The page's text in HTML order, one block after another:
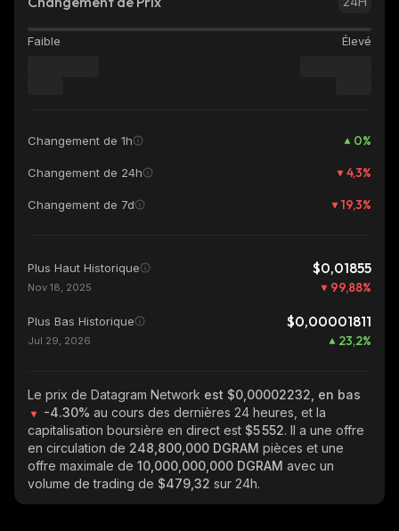
Faible Élevé
Changement de 1h 0%
Changement de 24h 4,3%
Changement de 7d 19,3%
Plus Haut Historique $0,01855
Nov 18, 2025 99,88%
Plus Bas Historique $0,00001811
Jul 29, 2026 23,2%
Le prix de Datagram Network est $0,00002232, en bas
-4.30% au cours des dernières 24 heures, et la
capitalisation boursière en direct est $5 552. Il a une offre
en circulation de 248,800,000 DGRAM pièces et une
offre maximale de 10,000,000,000 DGRAM avec un
volume de trading de $479,32 sur 24h.